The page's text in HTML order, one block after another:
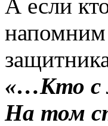
А если
«…Кто с
На том